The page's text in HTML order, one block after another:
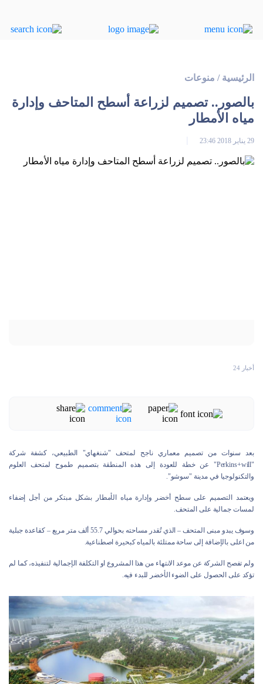
الرئيسية / منوعات
بالصور.. تصميم لزراعة أسطح المتاحف وإدارة
مياه الأمطار
29 يناير 2018 23:46
أخبار 24
بعد سنوات من تصميم معماري ناجح لمتحف "شنغهاي" الطبيعي، كشفة شركة
"Perkins+will" عن خطة للعودة إلى هذه المنطقة بتصميم طموح لمتحف العلوم
والتكنولوجيا في مدينة "سوشو".
ويعتمد التصميم على سطح أخضر وإدارة مياه الأمطار بشكل مبتكر من أجل إضفاء
لمسات جمالية على المتحف.
وسوف يبدو مبنى المتحف – الذي تُقدر مساحته بحوالي 55.7 ألف متر مربع – كقاعدة جبلية
من اعلى بالإضافة إلى ساحة ممتلئة بالمياه كبحيرة اصطناعية.
ولم تفصح الشركة عن موعد الانتهاء من هذا المشروع او التكلفة الإجمالية لتنفيذه، كما لم
تؤكد على الحصول على الضوء الأخضر للبدء فيه.